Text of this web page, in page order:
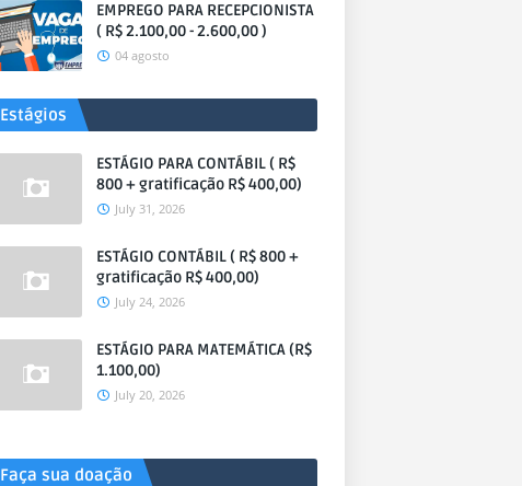
EMPREGO PARA RECEPCIONISTA
( R$ 2.100,00 - 2.600,00 )
04 agosto
Estágios
ESTÁGIO PARA CONTÁBIL ( R$
800 + gratificação R$ 400,00)
July 31, 2026
ESTÁGIO CONTÁBIL ( R$ 800 +
gratificação R$ 400,00)
July 24, 2026
ESTÁGIO PARA MATEMÁTICA (R$
1.100,00)
July 20, 2026
Faça sua doação